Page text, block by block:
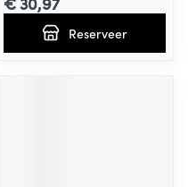
Reserveer